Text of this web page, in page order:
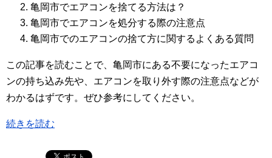
亀岡市でエアコンを捨てる方法は？
亀岡市でエアコンを処分する際の注意点
亀岡市でのエアコンの捨て方に関するよくある質問
この記事を読むことで、亀岡市にある不要になったエアコ
ンの持ち込み先や、エアコンを取り外す際の注意点などが
わかるはずです。ぜひ参考にしてください。
続きを読む